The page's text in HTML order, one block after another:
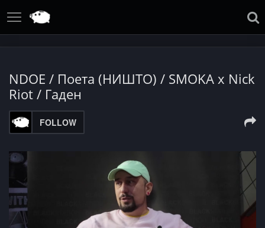
NDOE / Поета (НИШТО) / SMOKA x Nick
Riot / Гаден
FOLLOW